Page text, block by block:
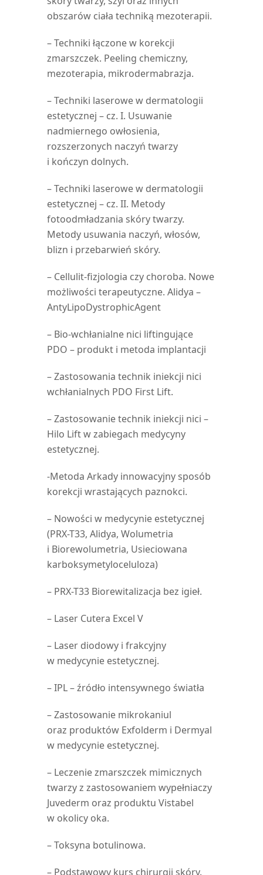
obszarów ciała techniką mezoterapii.
– Techniki łączone w korekcji
zmarszczek. Peeling chemiczny,
mezoterapia, mikrodermabrazja.
– Techniki laserowe w dermatologii
estetycznej – cz. I. Usuwanie
nadmiernego owłosienia,
rozszerzonych naczyń twarzy
i kończyn dolnych.
– Techniki laserowe w dermatologii
estetycznej – cz. II. Metody
fotoodmładzania skóry twarzy.
Metody usuwania naczyń, włosów,
blizn i przebarwień skóry.
– Cellulit-fizjologia czy choroba. Nowe
możliwości terapeutyczne. Alidya –
AntyLipoDystrophicAgent
– Bio-wchłanialne nici liftingujące
PDO – produkt i metoda implantacji
– Zastosowania technik iniekcji nici
wchłanialnych PDO First Lift.
– Zastosowanie technik iniekcji nici –
Hilo Lift w zabiegach medycyny
estetycznej.
-Metoda Arkady innowacyjny sposób
korekcji wrastających paznokci.
– Nowości w medycynie estetycznej
(PRX-T33, Alidya, Wolumetria
i Biorewolumetria, Usieciowana
karboksymetyloceluloza)
– PRX-T33 Biorewitalizacja bez igieł.
– Laser Cutera Excel V
– Laser diodowy i frakcyjny
w medycynie estetycznej.
– IPL – źródło intensywnego światła
– Zastosowanie mikrokaniul
oraz produktów Exfolderm i Dermyal
w medycynie estetycznej.
– Leczenie zmarszczek mimicznych
twarzy z zastosowaniem wypełniaczy
Juvederm oraz produktu Vistabel
w okolicy oka.
– Toksyna botulinowa.
– Podstawowy kurs chirurgii skóry.